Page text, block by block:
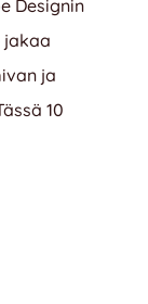
Designin
jakaa
ja
10